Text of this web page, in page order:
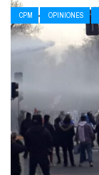
CPM OPINIONES